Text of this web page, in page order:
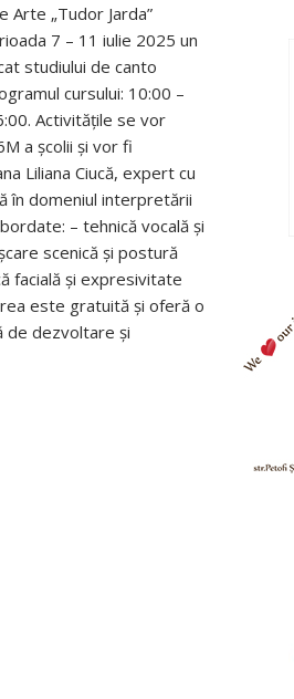
Arte „Tudor Jarda”
7 – 11 iulie 2025 un
studiului de canto
cursului: 10:00 –
Activitățile se vor
a școlii și vor fi
Liliana Ciucă, expert cu
în domeniul interpretării
– tehnică vocală și
scenică și postură
facială și expresivitate
este gratuită și oferă o
de dezvoltare și